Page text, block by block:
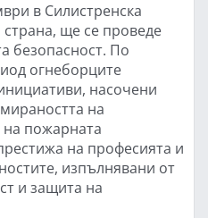
в Силистренска
страна, ще се проведе
безопасност. По
огнеборците
насочени
на
на пожарната
на професията и
изпълнявани от
и защита на